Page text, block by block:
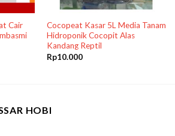
Cair
Cocopeat Kasar 5L Media Tanam
Hidroponik Cocopit Alas
Kandang Reptil
Rp10.000
HOBI